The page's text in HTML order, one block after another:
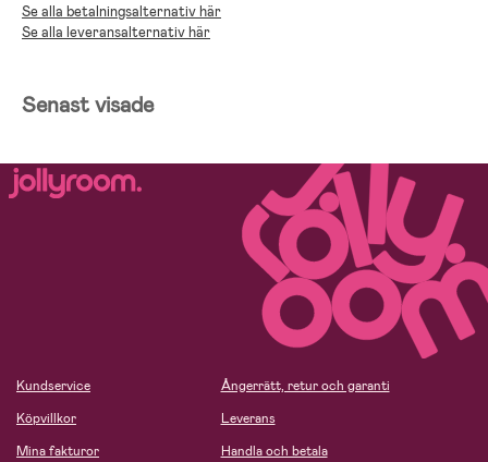
Se alla betalningsalternativ här
Se alla leveransalternativ här
Senast visade
Kundservice
Köpvillkor
Mina fakturor
Ångerrätt, retur och garanti
Leverans
Handla och betala